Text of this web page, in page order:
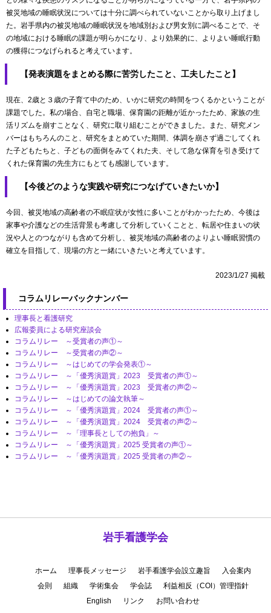
被災地域の睡眠状況については十分に調べられていないことから取り上げまし
た。岩手県内の被災地域の睡眠状況を地域別および男女別に調べることで、そ
の地域における睡眠の課題が明らかになり、より効果的に、よりよい睡眠行動
の獲得につなげられると考えています。
【発表演題をまとめる際に苦労したこと、工夫したこと】
現在、2歳と３歳の子育て中のため、いかに研究の時間をつくるかということが
課題でした。私の場合、自宅と職場、保育園の距離が近かったため、家族の生
活リズムを崩すことなく、研究に取り組むことができました。また、研究メン
バーはもちろんのこと、研究をまとめていた期間、体調を崩さず過ごしてくれ
た子どもたちと、子どもの面倒をみてくれた夫、そして急な保育を引き受けて
くれた保育園の先生方にもとても感謝しています。
【今後どのような実践や研究につなげていきたいか】
今回、被災地域の高齢者の不眠症状が女性に多いことがわかったため、今後は
家事や介護などの生活背景も考慮して分析していくことと、転居や住まいの状
況や人とのつながりも含めて分析し、被災地域の高齢者のよりよい睡眠習慣の
確立を目指して、現場の方と一緒にいきたいと考えています。
2023/1/27 掲載
コラムリレーバックナンバー
理事長と看護研究
広報委員による研究座談会
コラムリレー ～受賞者の声①～
コラムリレー ～受賞者の声②～
コラムリレー ～はじめての学会発表①～
コラムリレー ～「優秀演題賞」2023 受賞者の声①～
コラムリレー ～「優秀演題賞」2023 受賞者の声②～
コラムリレー ～はじめての論文執筆～
コラムリレー ～「優秀演題賞」2024 受賞者の声①～
コラムリレー ～「優秀演題賞」2024 受賞者の声②～
コラムリレー ～「理事長としての抱負」～
コラムリレー ～「優秀演題賞」2025 受賞者の声①～
コラムリレー ～「優秀演題賞」2025 受賞者の声②～
岩手看護学会
ホーム 理事長メッセージ 岩手看護学会設立趣旨
入会案内
会則
組織 学術集会 学会誌
利益相反（COI）管理指針
English
リンク お問い合わせ